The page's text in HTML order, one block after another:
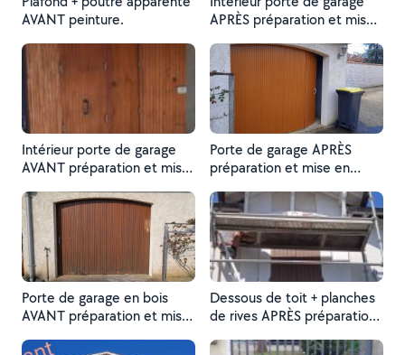
AVANT peinture.
APRÈS préparation et mise
Intérieur porte de garage
AVANT préparation et mise
Porte de garage APRÈS
préparation et mise en
Porte de garage en bois
AVANT préparation et mise
Dessous de toit + planches
de rives APRÈS préparation